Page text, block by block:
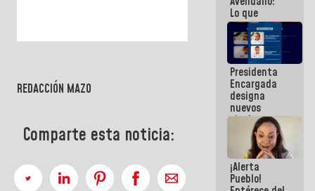
REDACCIÓN MAZO
Comparte esta noticia:
Lo que
vayas a
escribir
hazlo hoy
por que no
sabemos si
la semana
que viene
hay
programa
Presidenta
Encargada
designa
nuevos
titulares en
Viceministerio
de Energía
Eléctrica y
CORPOELEC
¡Alerta
Pueblo!